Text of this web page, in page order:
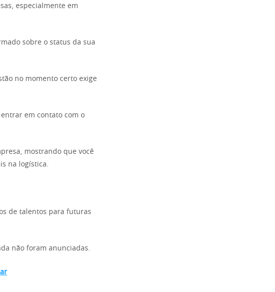
especialmente em
sobre o status da sua
no momento certo exige
em contato com o
mostrando que você
na logística.
de talentos para futuras
não foram anunciadas.